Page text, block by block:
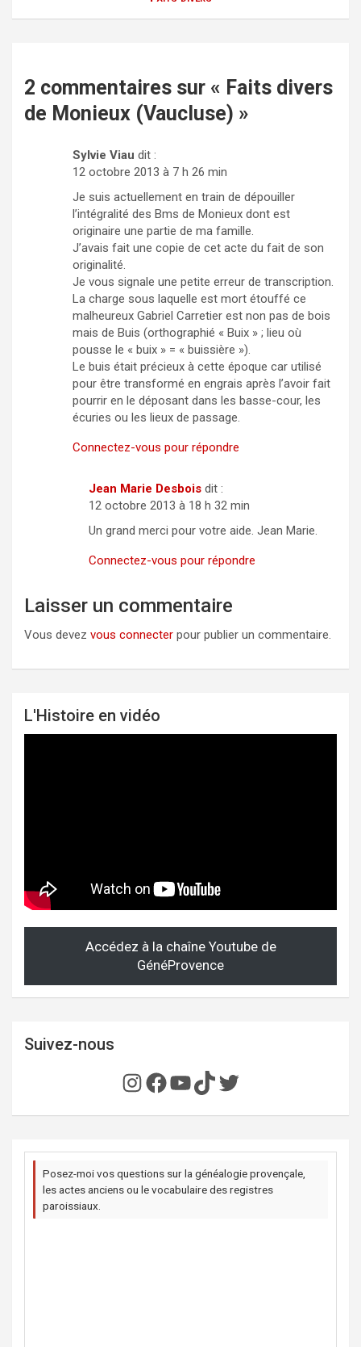
2 commentaires sur « Faits divers
de Monieux (Vaucluse) »
Sylvie Viau dit :
12 octobre 2013 à 7 h 26 min
Je suis actuellement en train de dépouiller
l’intégralité des Bms de Monieux dont est
originaire une partie de ma famille.
J’avais fait une copie de cet acte du fait de son
originalité.
Je vous signale une petite erreur de transcription.
La charge sous laquelle est mort étouffé ce
malheureux Gabriel Carretier est non pas de bois
mais de Buis (orthographié « Buix » ; lieu où
pousse le « buix » = « buissière »).
Le buis était précieux à cette époque car utilisé
pour être transformé en engrais après l’avoir fait
pourrir en le déposant dans les basse-cour, les
écuries ou les lieux de passage.
Connectez-vous pour répondre
Jean Marie Desbois dit :
12 octobre 2013 à 18 h 32 min
Un grand merci pour votre aide. Jean Marie.
Connectez-vous pour répondre
Laisser un commentaire
Vous devez vous connecter pour publier un commentaire.
L'Histoire en vidéo
Accédez à la chaîne Youtube de
GénéProvence
Suivez-nous
Instagram
Facebook
YouTube
TikTok
Twitter
Posez-moi vos questions sur la généalogie provençale,
les actes anciens ou le vocabulaire des registres
paroissiaux.